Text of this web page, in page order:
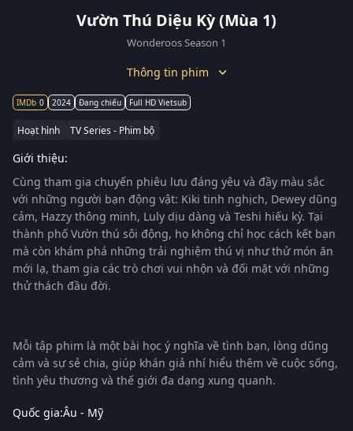
Vườn Thú Diệu Kỳ (Mùa 1)
Wonderoos Season 1
Thông tin phim
0 2024 Đang chiếu Full HD Vietsub
Hoạt hình TV Series - Phim bộ
Giới thiệu:
Cùng tham gia chuyến phiêu lưu đáng yêu và đầy màu sắc
với những người bạn động vật: Kiki tinh nghịch, Dewey dũng
cảm, Hazzy thông minh, Luly dịu dàng và Teshi hiếu kỳ. Tại
thành phố Vườn thú sôi động, họ không chỉ học cách kết bạn
mà còn khám phá những trải nghiệm thú vị như thử món ăn
mới lạ, tham gia các trò chơi vui nhộn và đối mặt với những
thử thách đầu đời.
Mỗi tập phim là một bài học ý nghĩa về tình bạn, lòng dũng
cảm và sự sẻ chia, giúp khán giả nhí hiểu thêm về cuộc sống,
tình yêu thương và thế giới đa dạng xung quanh.
Quốc gia:Âu - Mỹ